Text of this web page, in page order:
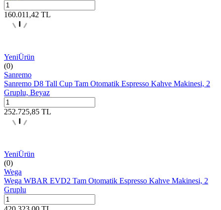
160.011,42 TL
YeniÜrün
(0)
Sanremo
Sanremo D8 Tall Cup Tam Otomatik Espresso Kahve Makinesi, 2
Gruplu, Beyaz
252.725,85 TL
YeniÜrün
(0)
Wega
Wega WBAR EVD2 Tam Otomatik Espresso Kahve Makinesi, 2
Gruplu